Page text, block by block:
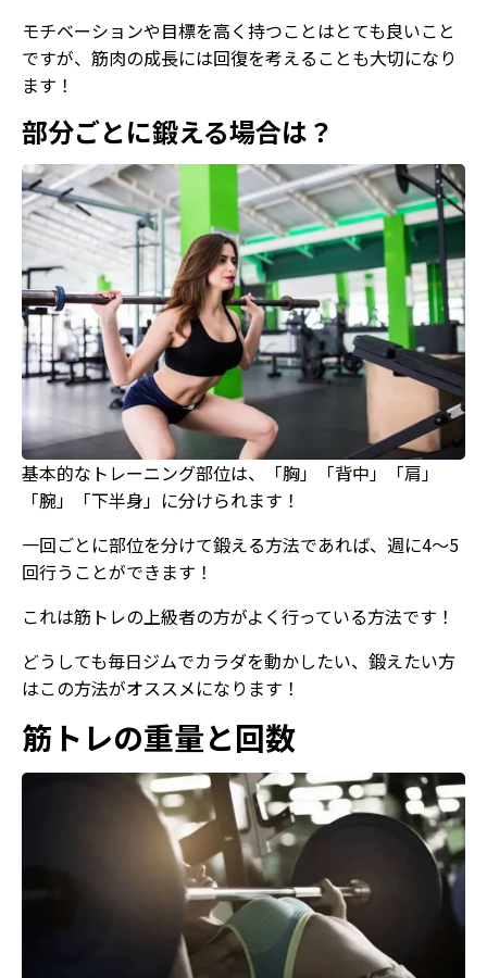
モチベーションや目標を高く持つことはとても良いこと
ですが、筋肉の成長には回復を考えることも大切になり
ます！
部分ごとに鍛える場合は？
基本的なトレーニング部位は、「胸」「背中」「肩」
「腕」「下半身」に分けられます！
一回ごとに部位を分けて鍛える方法であれば、週に4～5
回行うことができます！
これは筋トレの上級者の方がよく行っている方法です！
どうしても毎日ジムでカラダを動かしたい、鍛えたい方
はこの方法がオススメになります！
筋トレの重量と回数